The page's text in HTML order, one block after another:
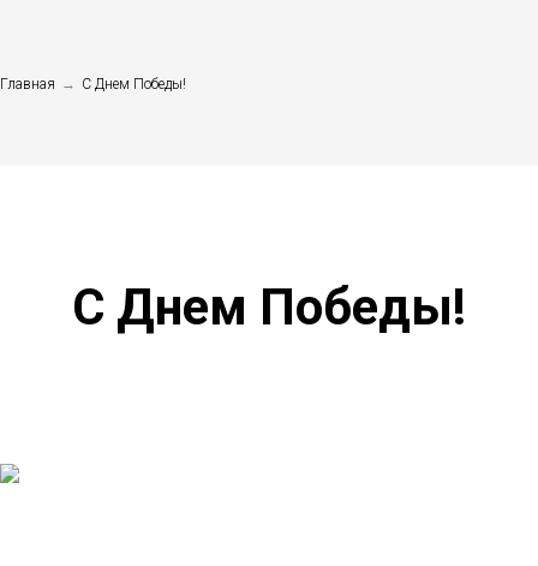
Главная → С Днем Победы!
С Днем Победы!